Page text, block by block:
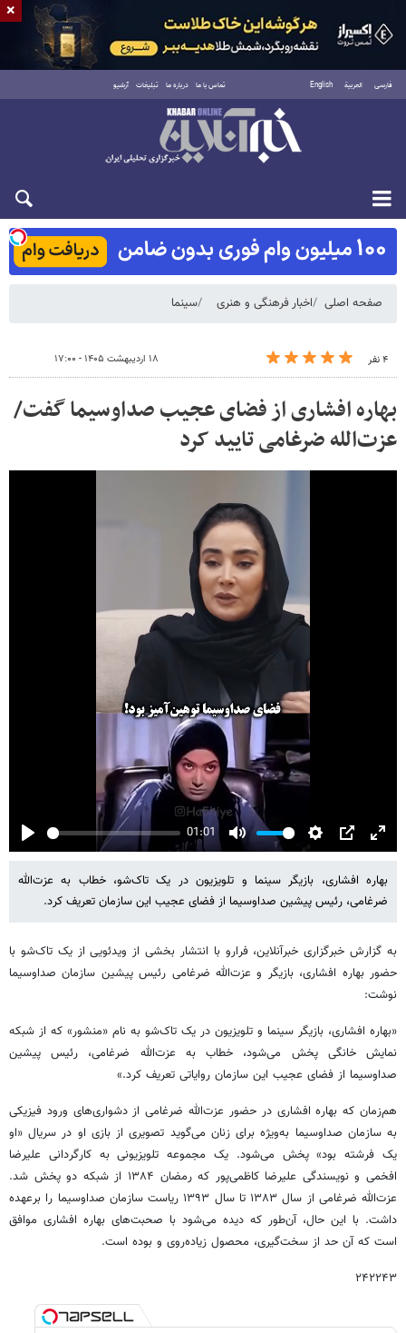
فارسی العربية English تماس با ما درباره ما تبلیغات آرشیو
شنبه ۱۷ مرداد ۱۴۰۵
صفحه اصلی اخبار فرهنگی و هنری سینما
۴ نفر ۱۸ اردیبهشت ۱۴۰۵ - ۱۷:۰۰
بهاره افشاری از فضای عجیب صداوسیما گفت/
عزت‌الله ضرغامی تایید کرد
Play
01:01
Mute
Settings
PIP
Enter
بهاره افشاری، بازیگر سینما و تلویزیون در یک تاک‌شو، خطاب به عزت‌الله
ضرغامی، رئیس پیشین صداوسیما از فضای عجیب این سازمان تعریف کرد.
به گزارش خبرگزاری خبرآنلاین، فرارو با انتشار بخشی از ویدئویی از یک تاک‌شو با
حضور بهاره افشاری، بازیگر و عزت‌الله ضرغامی رئیس پیشین سازمان صداوسیما
نوشت:
«بهاره افشاری، بازیگر سینما و تلویزیون در یک تاک‌شو به نام «منشور» که از شبکه
نمایش خانگی پخش می‌شود، خطاب به عزت‌الله ضرغامی، رئیس پیشین
صداوسیما از فضای عجیب این سازمان روایاتی تعریف کرد.»
هم‌زمان که بهاره افشاری در حضور عزت‌الله ضرغامی از دشواری‌های ورود فیزیکی
به سازمان صداوسیما به‌ویژه برای زنان می‌گوید تصویری از بازی او در سریال «او
یک فرشته بود» پخش می‌شود. یک مجموعه تلویزیونی به کارگردانی علیرضا
افخمی و نویسندگی علیرضا کاظمی‌پور که رمضان ۱۳۸۴ از شبکه دو پخش شد.
عزت‌الله ضرغامی از سال ۱۳۸۳ تا سال ۱۳۹۳ ریاست سازمان صداوسیما را برعهده
داشت. با این حال، آن‌طور که دیده می‌شود با صحبت‌های بهاره افشاری موافق
است که آن حد از سخت‌گیری، محصول زیاده‌روی و بوده است.
۲۴۲۲۴۳
×